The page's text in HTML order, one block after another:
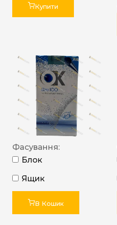
Купити
Фасування:
Блок
Ящик
В Кошик